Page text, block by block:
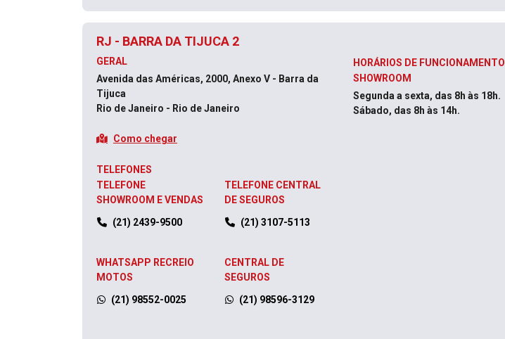
RJ - BARRA DA TIJUCA 2
GERAL
Avenida das Américas, 2000, Anexo V - Barra da
Tijuca
Rio de Janeiro - Rio de Janeiro
Como chegar
TELEFONES
TELEFONE
SHOWROOM E VENDAS
(21) 2439-9500
TELEFONE CENTRAL
DE SEGUROS
(21) 3107-5113
WHATSAPP RECREIO
MOTOS
(21) 98552-0025
CENTRAL DE
SEGUROS
(21) 98596-3129
HORÁRIOS DE FUNCIONAMENTO
SHOWROOM
Segunda a sexta, das 8h às 18h.
Sábado, das 8h às 14h.